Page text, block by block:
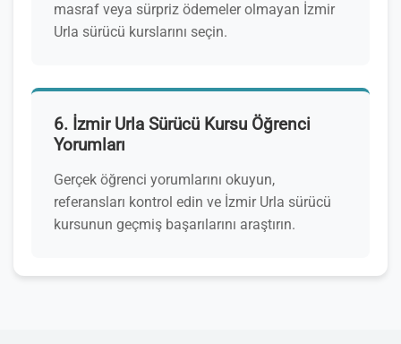
masraf veya sürpriz ödemeler olmayan İzmir
Urla sürücü kurslarını seçin.
6. İzmir Urla Sürücü Kursu Öğrenci
Yorumları
Gerçek öğrenci yorumlarını okuyun,
referansları kontrol edin ve İzmir Urla sürücü
kursunun geçmiş başarılarını araştırın.